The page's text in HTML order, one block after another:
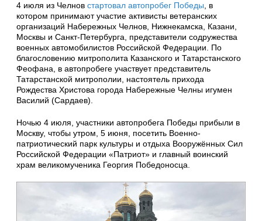
4 июля из Челнов стартовал автопробег Победы , в
котором принимают участие активисты ветеранских
организаций Набережных Челнов, Нижнекамска, Казани,
Москвы и Санкт-Петербурга, представители содружества
военных автомобилистов Российской Федерации. По
благословению митрополита Казанского и Татарстанского
Феофана, в автопробеге участвует представитель
Татарстанской митрополии, настоятель прихода
Рождества Христова города Набережные Челны игумен
Василий (Сардаев).
Ночью 4 июля, участники автопробега Победы прибыли в
Москву, чтобы утром, 5 июня, посетить Военно-
патриотический парк культуры и отдыха Вооружённых Сил
Российской Федерации «Патриот» и главный воинский
храм великомученика Георгия Победоносца.